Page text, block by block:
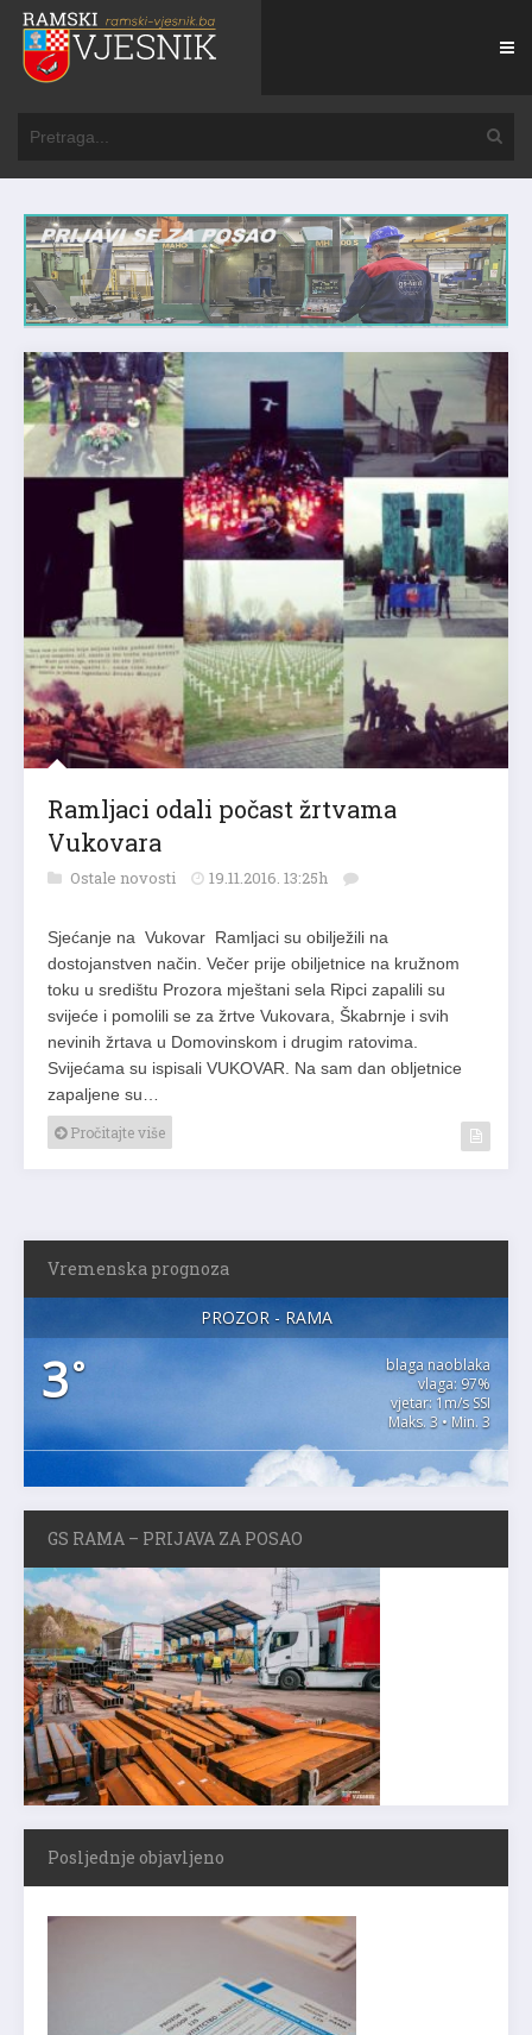
Ramljaci odali počast žrtvama
Vukovara
Ostale novosti 19.11.2016. 13:25h
Sjećanje na Vukovar Ramljaci su obilježili na
dostojanstven način. Večer prije obiljetnice na kružnom
toku u središtu Prozora mještani sela Ripci zapalili su
svijeće i pomolili se za žrtve Vukovara, Škabrnje i svih
nevinih žrtava u Domovinskom i drugim ratovima.
Svijećama su ispisali VUKOVAR. Na sam dan obljetnice
zapaljene su…
Pročitajte više
Vremenska prognoza
PROZOR - RAMA
3°
blaga naoblaka
vlaga: 97%
vjetar: 1m/s SSI
Maks. 3 • Min. 3
GS RAMA – PRIJAVA ZA POSAO
Posljednje objavljeno